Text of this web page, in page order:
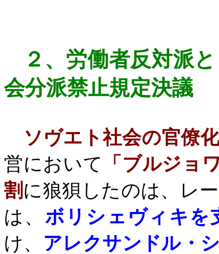
２、 労働者反対派
会分派禁止規定決議
ソヴエト社会の官僚
営において
「ブルジョ
割 に狼狽したのは、レ
は、 ボリシェヴィキを
け、 アレクサンドル・